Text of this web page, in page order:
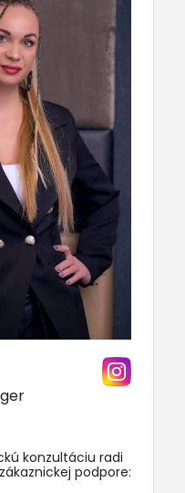
konzultáciu radi
podpore: